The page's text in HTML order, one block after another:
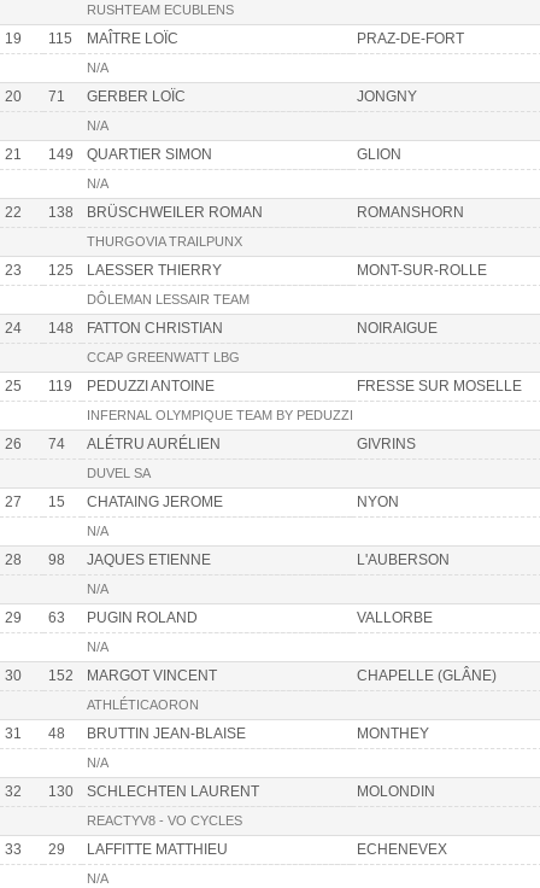
RUSHTEAM ECUBLENS
19 115 MAÎTRE LOÏC PRAZ-DE-FORT
N/A
20 71 GERBER LOÏC JONGNY
N/A
21 149 QUARTIER SIMON GLION
N/A
22 138 BRÜSCHWEILER ROMAN ROMANSHORN
THURGOVIA TRAILPUNX
23 125 LAESSER THIERRY MONT-SUR-ROLLE
DÔLEMAN LESSAIR TEAM
24 148 FATTON CHRISTIAN NOIRAIGUE
CCAP GREENWATT LBG
25 119 PEDUZZI ANTOINE FRESSE SUR MOSELLE
INFERNAL OLYMPIQUE TEAM BY PEDUZZI
26 74 ALÉTRU AURÉLIEN GIVRINS
DUVEL SA
27 15 CHATAING JEROME NYON
N/A
28 98 JAQUES ETIENNE L'AUBERSON
N/A
29 63 PUGIN ROLAND VALLORBE
N/A
30 152 MARGOT VINCENT CHAPELLE (GLÂNE)
ATHLÉTICAORON
31 48 BRUTTIN JEAN-BLAISE MONTHEY
N/A
32 130 SCHLECHTEN LAURENT MOLONDIN
REACTYV8 - VO CYCLES
33 29 LAFFITTE MATTHIEU ECHENEVEX
N/A